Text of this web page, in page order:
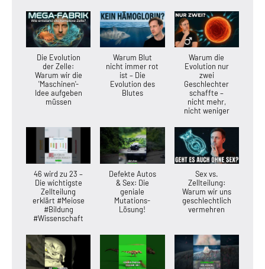
Die Evolution
der Zelle:
Warum wir die
'Maschinen'-
Idee aufgeben
müssen
Warum Blut
nicht immer rot
ist – Die
Evolution des
Blutes
Warum die
Evolution nur
zwei
Geschlechter
schaffte –
nicht mehr,
nicht weniger
46 wird zu 23 –
Die wichtigste
Zellteilung
erklärt #Meiose
#Bildung
#Wissenschaft
Defekte Autos
& Sex: Die
geniale
Mutations-
Lösung!
Sex vs.
Zellteilung:
Warum wir uns
geschlechtlich
vermehren